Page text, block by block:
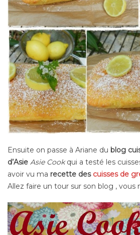
Ensuite on passe à Ariane du blog
d’Asie Asie Cookqui a testé les
avoir vu ma recette des cuisses de
Allez faire un tour sur son blog , vous